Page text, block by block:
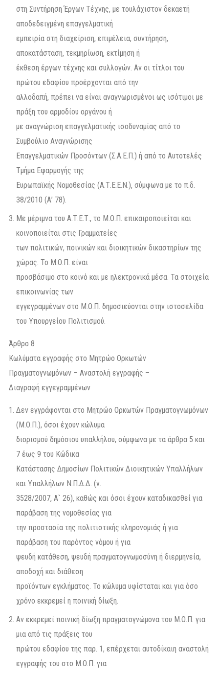
στη Συντήρηση Έργων Τέχνης, με τουλάχιστον δεκαετή
αποδεδειγμένη επαγγελματική
εμπειρία στη διαχείριση, επιμέλεια, συντήρηση,
αποκατάσταση, τεκμηρίωση, εκτίμηση ή
έκθεση έργων τέχνης και συλλογών. Αν οι τίτλοι του
πρώτου εδαφίου προέρχονται από την
αλλοδαπή, πρέπει να είναι αναγνωρισμένοι ως ισότιμοι με
πράξη του αρμοδίου οργάνου ή
με αναγνώριση επαγγελματικής ισοδυναμίας από το
Συμβούλιο Αναγνώρισης
Επαγγελματικών Προσόντων (Σ.Α.Ε.Π.) ή από το Αυτοτελές
Τμήμα Εφαρμογής της
Ευρωπαϊκής Νομοθεσίας (Α.Τ.Ε.Ε.Ν.), σύμφωνα με το π.δ.
38/2010 (Α’ 78).
Με μέριμνα του Α.Τ.Ε.Τ., το Μ.Ο.Π. επικαιροποιείται και
κοινοποιείται στις Γραμματείες
των πολιτικών, ποινικών και διοικητικών δικαστηρίων της
χώρας. Το Μ.Ο.Π. είναι
προσβάσιμο στο κοινό και με ηλεκτρονικά μέσα. Τα στοιχεία
επικοινωνίας των
εγγεγραμμένων στο Μ.Ο.Π. δημοσιεύονται στην ιστοσελίδα
του Υπουργείου Πολιτισμού.
Άρθρο 8
Κωλύματα εγγραφής στο Μητρώο Ορκωτών
Πραγματογνωμόνων – Αναστολή εγγραφής –
Διαγραφή εγγεγραμμένων
Δεν εγγράφονται στο Μητρώο Ορκωτών Πραγματογνωμόνων
(Μ.Ο.Π.), όσοι έχουν κώλυμα
διορισμού δημόσιου υπαλλήλου, σύμφωνα με τα άρθρα 5 και
7 έως 9 του Κώδικα
Κατάστασης Δημοσίων Πολιτικών Διοικητικών Υπαλλήλων
και Υπαλλήλων Ν.Π.Δ.Δ. (ν.
3528/2007, Α` 26), καθώς και όσοι έχουν καταδικασθεί για
παράβαση της νομοθεσίας για
την προστασία της πολιτιστικής κληρονομιάς ή για
παράβαση του παρόντος νόμου ή για
ψευδή κατάθεση, ψευδή πραγματογνωμοσύνη ή διερμηνεία,
αποδοχή και διάθεση
προϊόντων εγκλήματος. Το κώλυμα υφίσταται και για όσο
χρόνο εκκρεμεί η ποινική δίωξη.
Αν εκκρεμεί ποινική δίωξη πραγματογνώμονα του Μ.Ο.Π. για
μια από τις πράξεις του
πρώτου εδαφίου της παρ. 1, επέρχεται αυτοδίκαιη αναστολή
εγγραφής του στο Μ.Ο.Π. για